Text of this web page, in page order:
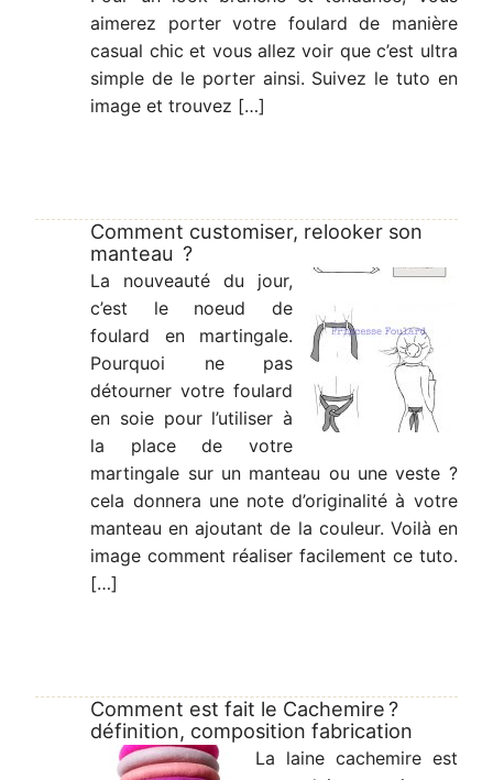
aimerez porter votre foulard de manière
casual chic et vous allez voir que c’est ultra
simple de le porter ainsi. Suivez le tuto en
image et trouvez […]
Comment customiser, relooker son
manteau ?
La nouveauté du jour,
c’est le noeud de
foulard en martingale.
Pourquoi ne pas
détourner votre foulard
en soie pour l’utiliser à
la place de votre
martingale sur un manteau ou une veste ?
cela donnera une note d’originalité à votre
manteau en ajoutant de la couleur. Voilà en
image comment réaliser facilement ce tuto.
[…]
Comment est fait le Cachemire ?
définition, composition fabrication
La laine cachemire est